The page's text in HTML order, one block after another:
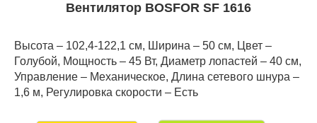
Вентилятор BOSFOR SF 1616
Высота – 102,4-122,1 см, Ширина – 50 см, Цвет –
Голубой, Мощность – 45 Вт, Диаметр лопастей – 40 см,
Управление – Механическое, Длина сетевого шнура –
1,6 м, Регулировка скорости – Есть